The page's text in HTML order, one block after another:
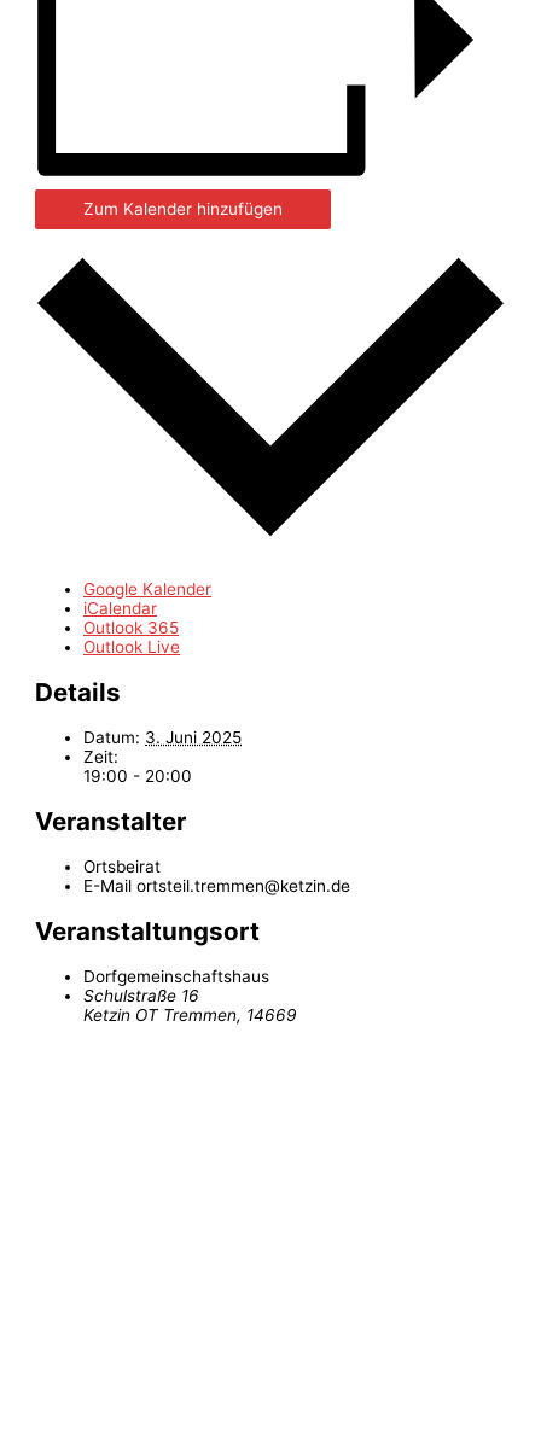
Zum Kalender hinzufügen
Google Kalender
iCalendar
Outlook 365
Outlook Live
Details
Datum: 3. Juni 2025
Zeit:
19:00 - 20:00
Veranstalter
Ortsbeirat
E-Mailortsteil.tremmen@ketzin.de
Veranstaltungsort
Dorfgemeinschaftshaus
Schulstraße 16
Ketzin OT Tremmen, 14669